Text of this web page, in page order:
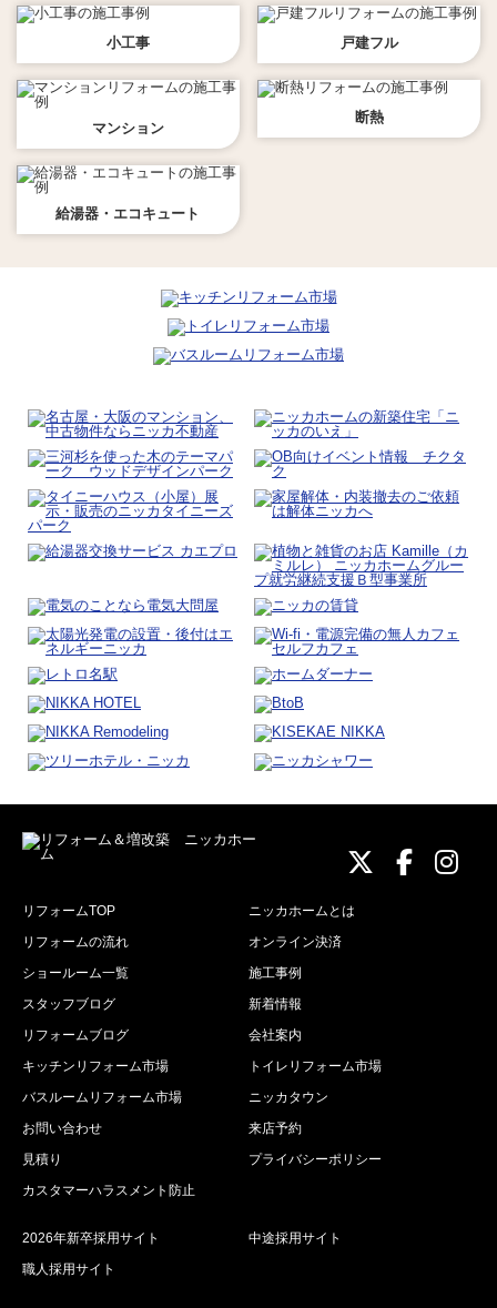
小工事 戸建フル
マンション
断熱
給湯器・エコキュート
ニッカ
ニッニ
リフォームTOP
ニッカホームとは
リフォームの流れ
オンライン決済
ショールーム一覧
施工事例
スタッフブログ
新着情報
リフォームブログ
会社案内
キッチンリフォーム市場
トイレリフォーム市場
バスルームリフォーム市場
ニッカタウン
お問い合わせ
来店予約
見積り
プライバシーポリシー
カスタマーハラスメント防止
2026年新卒採用サイト
中途採用サイト
職人採用サイト